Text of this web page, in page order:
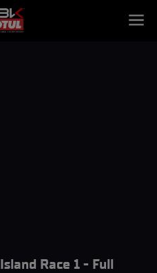
Race 1 - Full